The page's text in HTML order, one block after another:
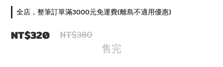
全店，整筆訂單滿3000元免運費(離島不適用優惠)
NT$320 NT$380
售完